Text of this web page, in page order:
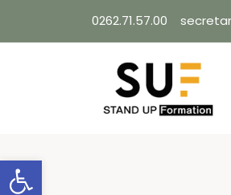
to
0262.71.57.00
Ouvrir la barre d’outils